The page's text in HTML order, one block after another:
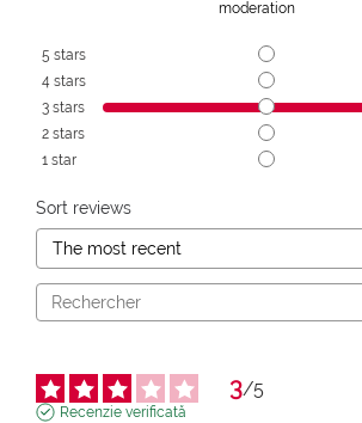
moderation
5 stars
4 stars
3 stars
2 stars
1 star
Sort reviews
3/5
Recenzie verificată